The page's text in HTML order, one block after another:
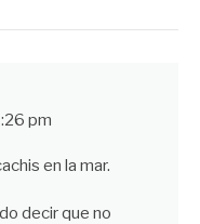
pm
en la mar.
decir que no